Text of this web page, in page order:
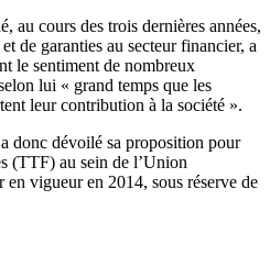
au cours des trois dernières années,
de garanties au secteur financier, a
le sentiment de nombreux
lui « grand temps que les
leur contribution à la société ».
donc dévoilé sa proposition pour
(TTF) au sein de l’Union
vigueur en 2014, sous réserve de